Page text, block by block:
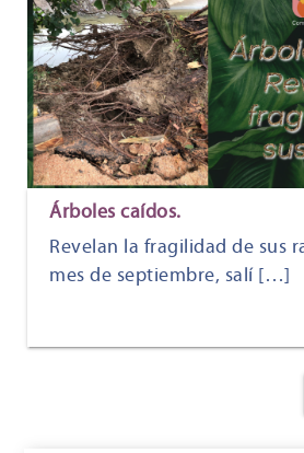
Árboles caídos.
Revelan la fragilidad de sus
mes de septiembre, salí […]